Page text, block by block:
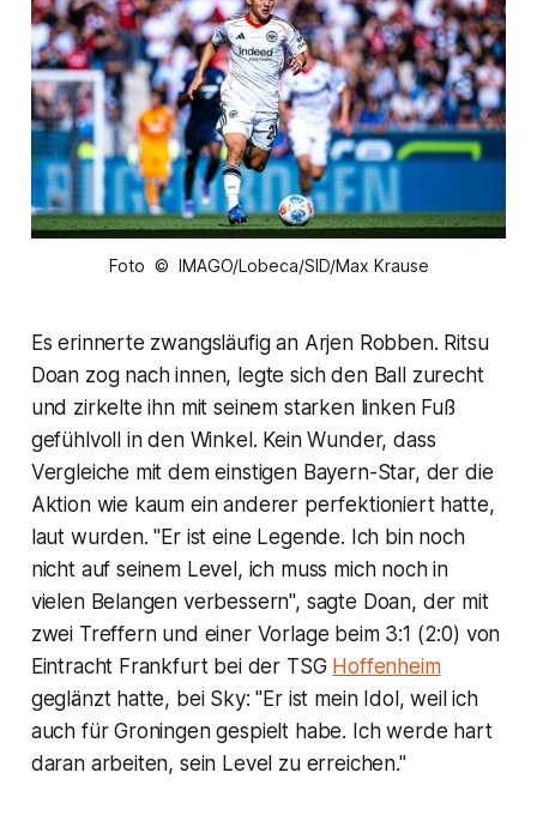
Foto © IMAGO/Lobeca/SID/Max Krause
Es erinnerte zwangsläufig an Arjen Robben. Ritsu
Doan zog nach innen, legte sich den Ball zurecht
und zirkelte ihn mit seinem starken linken Fuß
gefühlvoll in den Winkel. Kein Wunder, dass
Vergleiche mit dem einstigen Bayern-Star, der die
Aktion wie kaum ein anderer perfektioniert hatte,
laut wurden. "Er ist eine Legende. Ich bin noch
nicht auf seinem Level, ich muss mich noch in
vielen Belangen verbessern", sagte Doan, der mit
zwei Treffern und einer Vorlage beim 3:1 (2:0) von
Eintracht Frankfurt bei der TSG Hoffenheim
geglänzt hatte, bei Sky: "Er ist mein Idol, weil ich
auch für Groningen gespielt habe. Ich werde hart
daran arbeiten, sein Level zu erreichen."